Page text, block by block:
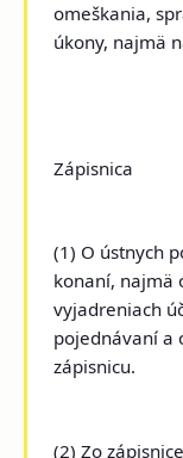
omeškania,
úkony, najmä
Zápisnica
(1) O ústnych
konaní, najmä
vyjadreniach
pojednávaní a
zápisnicu.
(2) Zo